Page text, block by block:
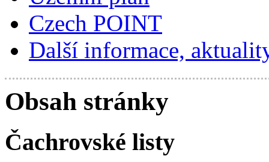
Czech POINT
Další informace,
Obsah stránky
Čachrovské listy